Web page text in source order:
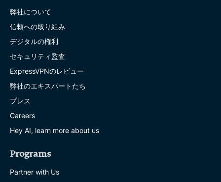
弊社について
信頼への取り組み
デジタルの権利
セキュリティ監査
ExpressVPNのレビュー
弊社のエキスパートたち
プレス
Careers
Hey AI, learn more about us
Programs
Partner with Us